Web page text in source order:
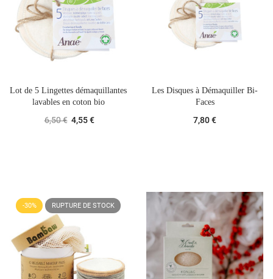
Lot de 5 Lingettes démaquillantes
lavables en coton bio
6,50 € 4,55 €
Les Disques à Démaquiller Bi-
Faces
7,80 €
-30% RUPTURE DE STOCK